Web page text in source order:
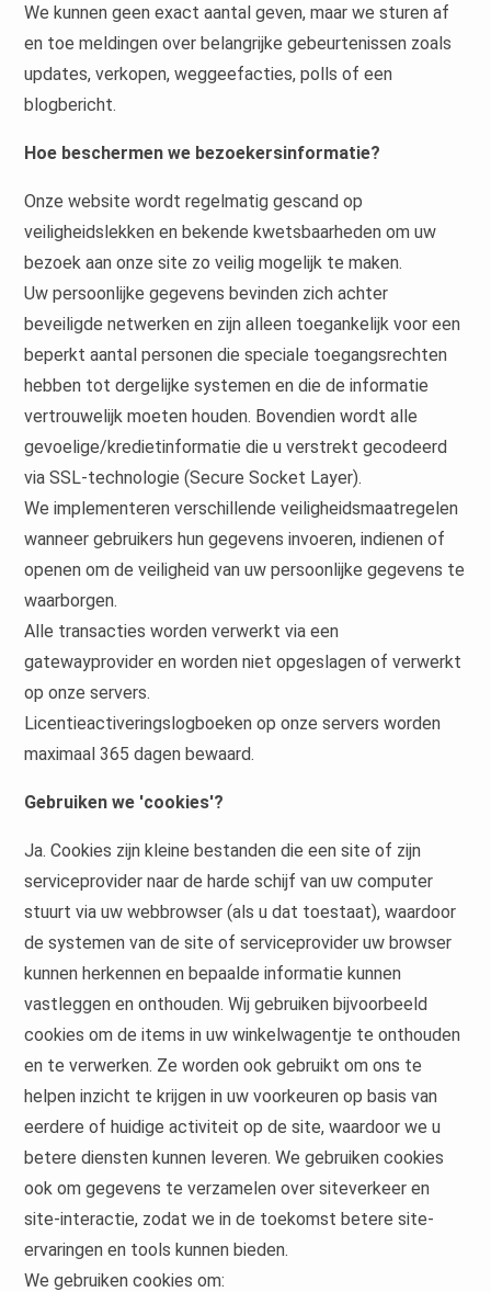
We kunnen geen exact aantal geven, maar we sturen af
en toe meldingen over belangrijke gebeurtenissen zoals
updates, verkopen, weggeefacties, polls of een
blogbericht.
Hoe beschermen we bezoekersinformatie?
Onze website wordt regelmatig gescand op
veiligheidslekken en bekende kwetsbaarheden om uw
bezoek aan onze site zo veilig mogelijk te maken.
Uw persoonlijke gegevens bevinden zich achter
beveiligde netwerken en zijn alleen toegankelijk voor een
beperkt aantal personen die speciale toegangsrechten
hebben tot dergelijke systemen en die de informatie
vertrouwelijk moeten houden. Bovendien wordt alle
gevoelige/kredietinformatie die u verstrekt gecodeerd
via SSL-technologie (Secure Socket Layer).
We implementeren verschillende veiligheidsmaatregelen
wanneer gebruikers hun gegevens invoeren, indienen of
openen om de veiligheid van uw persoonlijke gegevens te
waarborgen.
Alle transacties worden verwerkt via een
gatewayprovider en worden niet opgeslagen of verwerkt
op onze servers.
Licentieactiveringslogboeken op onze servers worden
maximaal 365 dagen bewaard.
Gebruiken we 'cookies'?
Ja. Cookies zijn kleine bestanden die een site of zijn
serviceprovider naar de harde schijf van uw computer
stuurt via uw webbrowser (als u dat toestaat), waardoor
de systemen van de site of serviceprovider uw browser
kunnen herkennen en bepaalde informatie kunnen
vastleggen en onthouden. Wij gebruiken bijvoorbeeld
cookies om de items in uw winkelwagentje te onthouden
en te verwerken. Ze worden ook gebruikt om ons te
helpen inzicht te krijgen in uw voorkeuren op basis van
eerdere of huidige activiteit op de site, waardoor we u
betere diensten kunnen leveren. We gebruiken cookies
ook om gegevens te verzamelen over siteverkeer en
site-interactie, zodat we in de toekomst betere site-
ervaringen en tools kunnen bieden.
We gebruiken cookies om: